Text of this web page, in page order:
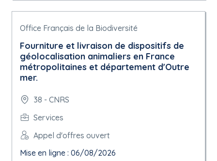
Office Français de la Biodiversité
Fourniture et livraison de dispositifs de
géolocalisation animaliers en France
métropolitaines et département d'Outre
mer.
38 - CNRS
Services
Appel d'offres ouvert
Mise en ligne : 06/08/2026